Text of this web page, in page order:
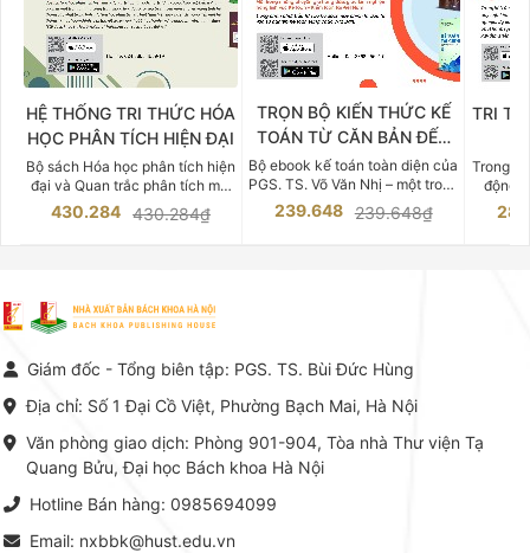
HỆ THỐNG TRI THỨC HÓA
HỌC PHÂN TÍCH HIỆN ĐẠI
Bộ sách Hóa học phân tích hiện
đại và Quan trắc phân tích môi
trường của Cố Giáo sư, Tiến sĩ
Phạm Luận là một trong những
vực Hóa học phân tích tại Việt
Nam hiện nay. Bộ sách mang
đến một hệ thống tri thức hoàn
thuật thực hành -> Ứng dụng
chuyên ngành, được NXB Bách
khoa Hà Nội ấn hành cả hai
phiên bản sách giấy và điện tử.
430.284 430.284₫
TRỌN BỘ KIẾN THỨC KẾ
TOÁN TỪ CĂN BẢN ĐẾN
CHUYÊN SÂU
Bộ ebook kế toán toàn diện của
PGS. TS. Võ Văn Nhị – một trong
những chuyên gia hàng đầu,
giàu kinh nghiệm trong lĩnh vực
239.648 239.648₫
TRI
Trong
động
việc
tế và
tín trong
lý. Các
Giám đốc - Tổng biên tập: PGS. TS. Bùi Đức Hùng
Địa chỉ: Số 1 Đại Cồ Việt, Phường Bạch Mai, Hà Nội
Văn phòng giao dịch: Phòng 901-904, Tòa nhà Thư viện Tạ
Quang Bửu, Đại học Bách khoa Hà Nội
Hotline Bán hàng: 0985694099
Email: nxbbk@hust.edu.vn